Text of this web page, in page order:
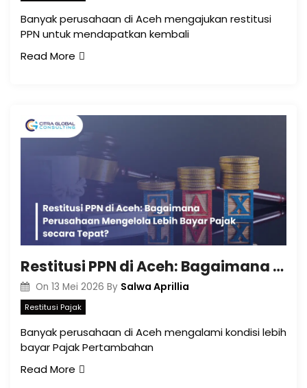
Banyak perusahaan di Aceh mengajukan restitusi
PPN untuk mendapatkan kembali
Read More
Restitusi PPN di Aceh: Bagaimana Perusahaan Mengelola Lebih Bayar Pajak secara Tepat?
On 13 Mei 2026 By Salwa Aprillia
Restitusi Pajak
Banyak perusahaan di Aceh mengalami kondisi lebih
bayar Pajak Pertambahan
Read More